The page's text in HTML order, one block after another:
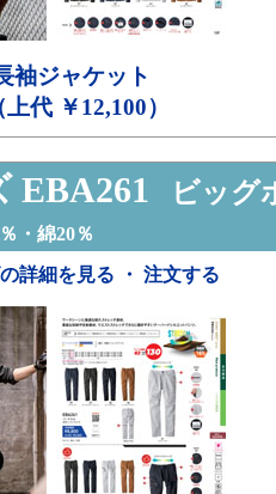
袖ジャケット
代 ￥12,100）
EBA261 ビッグ
・綿20％
詳細を見る ・ 注文する